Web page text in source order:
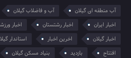
آب منطقه ای گیلان آب و فاضلاب گیلان
اخبار ایران
اخبار رشتستان اخبار
اخبار گیلان
اخرین اخبار استاندار
افتتاح
بازدید بنیاد مسکن گیلان